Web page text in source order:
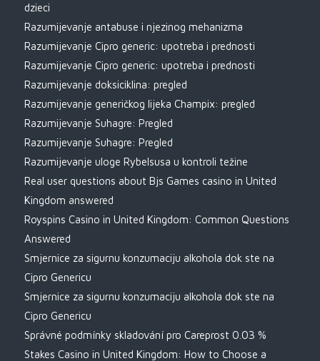
dzieci
Razumijevanje antabuse i njezinog mehanizma
Razumijevanje Cipro generic: upotreba i prednosti
Razumijevanje Cipro generic: upotreba i prednosti
Razumijevanje doksiciklina: pregled
Razumijevanje generičkog lijeka Champix: pregled
Razumijevanje Suhagre: Pregled
Razumijevanje Suhagre: Pregled
Razumijevanje uloge Rybelsusa u kontroli težine
Real user questions about Bjs Games casino in United
Kingdom answered
Royspins Casino in United Kingdom: Common Questions
Answered
Smjernice za sigurnu konzumaciju alkohola dok ste na
Cipro Genericu
Smjernice za sigurnu konzumaciju alkohola dok ste na
Cipro Genericu
Správné podmínky skladování pro Careprost 0.03 %
Stakes Casino in United Kingdom: How to Choose a